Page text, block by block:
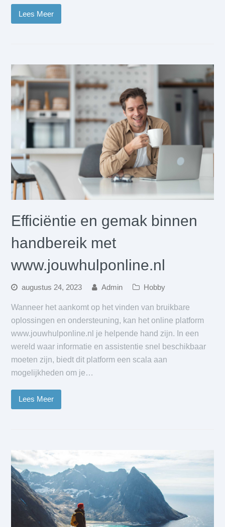
Lees Meer
Efficiëntie en gemak binnen
handbereik met
www.jouwhulponline.nl
augustus 24, 2023 Admin Hobby
Wanneer het aankomt op het vinden van bruikbare
oplossingen en ondersteuning, kan het online platform
www.jouwhulponline.nl je helpende hand zijn. In een
wereld waar informatie en assistentie snel beschikbaar
moeten zijn, biedt dit platform een scala aan
mogelijkheden om je…
Lees Meer